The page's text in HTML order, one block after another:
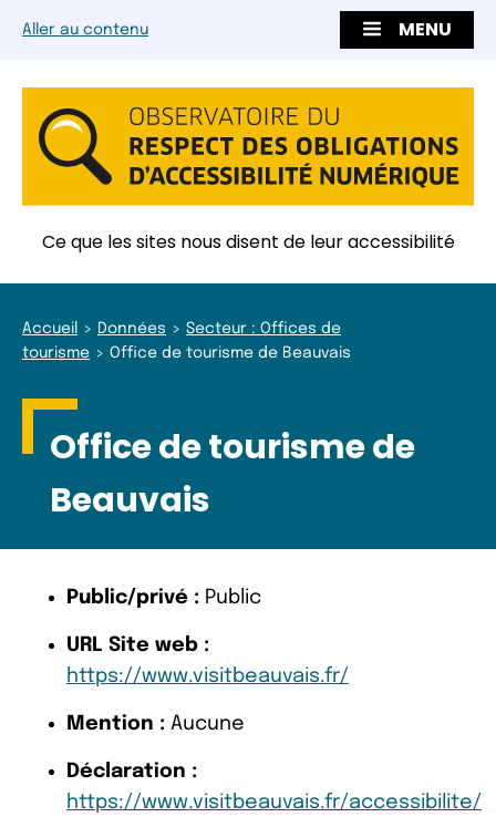
Aller au contenu MENU
Ce que les sites nous disent de leur accessibilité
Accueil Données
Secteur : Offices de
tourisme
Office de tourisme de Beauvais
Office de tourisme de
Beauvais
Public/privé : Public
URL Site web :
https://www.visitbeauvais.fr/
Mention : Aucune
Déclaration :
https://www.visitbeauvais.fr/accessibilite/